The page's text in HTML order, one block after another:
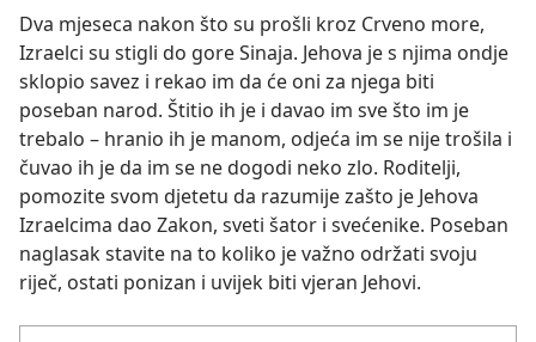
Dva mjeseca nakon što su prošli kroz Crveno more,
Izraelci su stigli do gore Sinaja. Jehova je s njima ondje
sklopio savez i rekao im da će oni za njega biti
poseban narod. Štitio ih je i davao im sve što im je
trebalo – hranio ih je manom, odjeća im se nije trošila i
čuvao ih je da im se ne dogodi neko zlo. Roditelji,
pomozite svom djetetu da razumije zašto je Jehova
Izraelcima dao Zakon, sveti šator i svećenike. Poseban
naglasak stavite na to koliko je važno održati svoju
riječ, ostati ponizan i uvijek biti vjeran Jehovi.